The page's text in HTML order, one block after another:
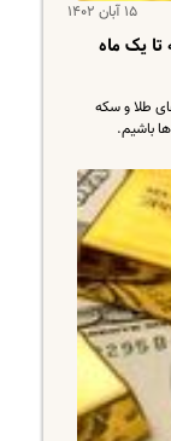
۱۵ آبان ۱۴۰۲
یک ماه
طلا و سکه
باشیم.